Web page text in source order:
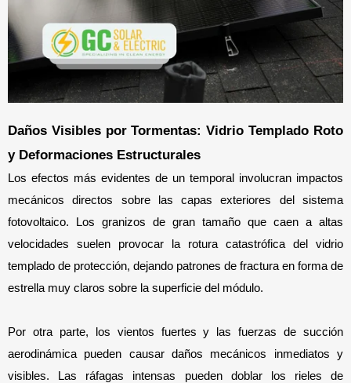
Daños Visibles por Tormentas: Vidrio Templado Roto
y Deformaciones Estructurales
Los efectos más evidentes de un temporal involucran impactos
mecánicos directos sobre las capas exteriores del sistema
fotovoltaico. Los granizos de gran tamaño que caen a altas
velocidades suelen provocar la rotura catastrófica del vidrio
templado de protección, dejando patrones de fractura en forma de
estrella muy claros sobre la superficie del módulo.
Por otra parte, los vientos fuertes y las fuerzas de succión
aerodinámica pueden causar daños mecánicos inmediatos y
visibles. Las ráfagas intensas pueden doblar los rieles de